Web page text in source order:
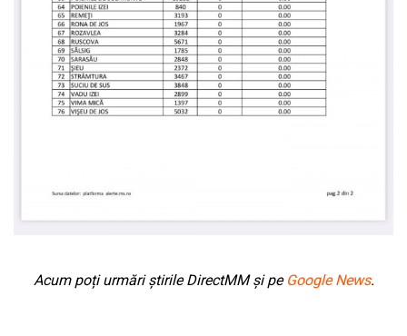
Acum poți urmări știrile DirectMM și pe Google News.